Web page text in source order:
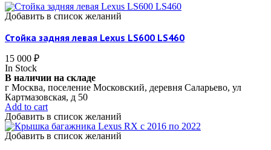
Добавить в список желаний
Стойка задняя левая Lexus LS600 LS460
15 000 ₽
In Stock
В наличии на складе
г Москва, поселение Московский, деревня Саларьево, ул
Картмазовская, д 50
Add to cart
Добавить в список желаний
Добавить в список желаний